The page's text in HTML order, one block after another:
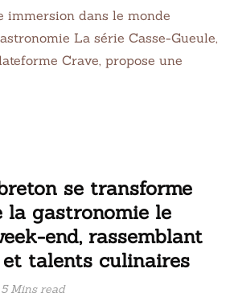
immersion dans le monde
La série Casse-Gueule,
Crave, propose une
se transforme
la gastronomie le
end, rassemblant
talents culinaires
5 Mins read